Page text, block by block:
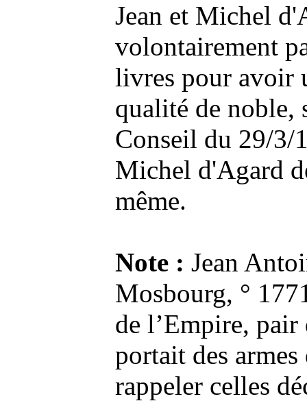
Jean et Michel
volontairement
livres pour avoir
qualité de noble,
Conseil du 29/3/
Michel d'Agard
même.
Note : Jean
Mosbourg, °
de l’Empire, pair
portait des armes
rappeler celles